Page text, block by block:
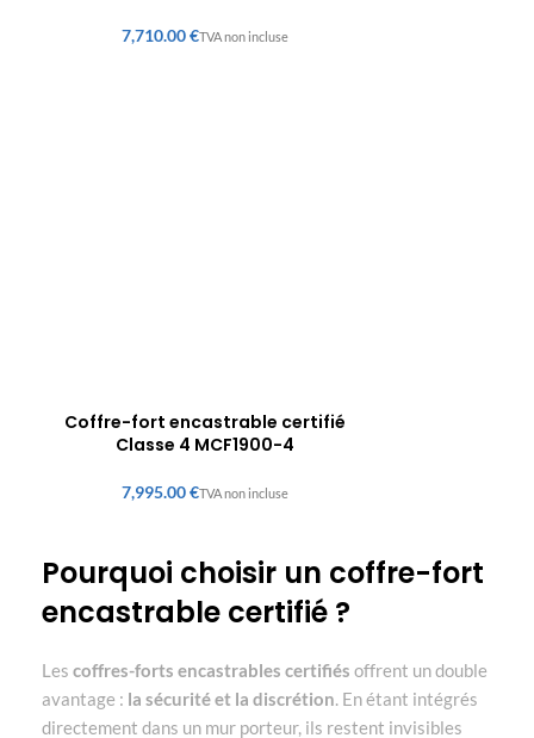
€
Coffre-fort encastrable certifié
Classe 4 MCF1900-4
€
Pourquoi choisir un coffre-fort
encastrable certifié ?
Les coffres-forts encastrables certifiés offrent un double
avantage : la sécurité et la discrétion. En étant intégrés
directement dans un mur porteur, ils restent invisibles